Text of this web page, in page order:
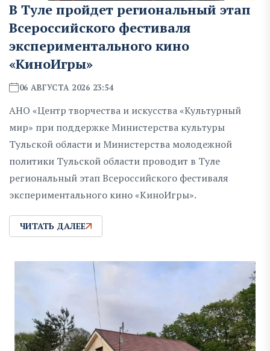
В Туле пройдет региональный этап
Всероссийского фестиваля
экспериментального кино
«КиноИгры»
06 АВГУСТА 2026 23:54
АНО «Центр творчества и искусства «Культурный
мир» при поддержке Министерства культуры
Тульской области и Министерства молодежной
политики Тульской области проводит в Туле
региональный этап Всероссийского фестиваля
экспериментального кино «КиноИгры».
ЧИТАТЬ ДАЛЕЕ